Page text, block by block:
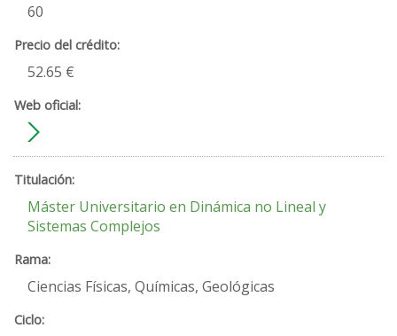
60
52.65 €
Máster Universitario en Dinámica no Lineal y
Sistemas Complejos
Ciencias Físicas, Químicas, Geológicas